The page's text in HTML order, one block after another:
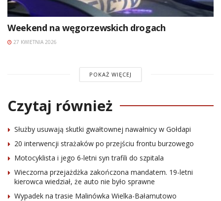
Weekend na węgorzewskich drogach
27 KWIETNIA 2026
POKAŻ WIĘCEJ
Czytaj również
Służby usuwają skutki gwałtownej nawałnicy w Gołdapi
20 interwencji strażaków po przejściu frontu burzowego
Motocyklista i jego 6-letni syn trafili do szpitala
Wieczorna przejażdżka zakończona mandatem. 19-letni
kierowca wiedział, że auto nie było sprawne
Wypadek na trasie Malinówka Wielka-Bałamutowo